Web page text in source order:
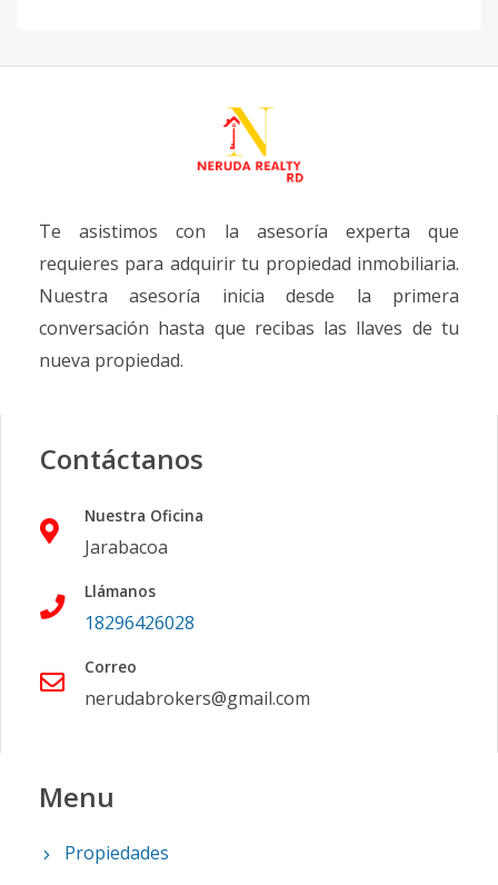
Te asistimos con la asesoría experta que
requieres para adquirir tu propiedad inmobiliaria.
Nuestra asesoría inicia desde la primera
conversación hasta que recibas las llaves de tu
nueva propiedad.
Contáctanos
Nuestra Oficina
Jarabacoa
Llámanos
18296426028
Correo
nerudabrokers@gmail.com
Menu
Propiedades